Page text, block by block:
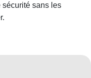
sécurité sans les